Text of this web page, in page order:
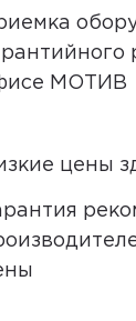
так что
В
тех кому
МОТИВ
цены